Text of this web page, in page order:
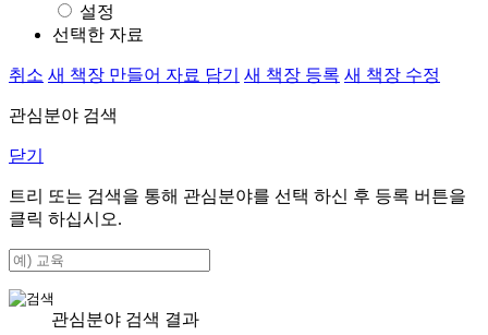
설정
선택한 자료
취소 새 책장 만들어 자료 담기 새 책장 등록 새 책장 수정
관심분야 검색
닫기
트리 또는 검색을 통해 관심분야를 선택 하신 후 등록 버튼을
클릭 하십시오.
관심분야 검색 결과